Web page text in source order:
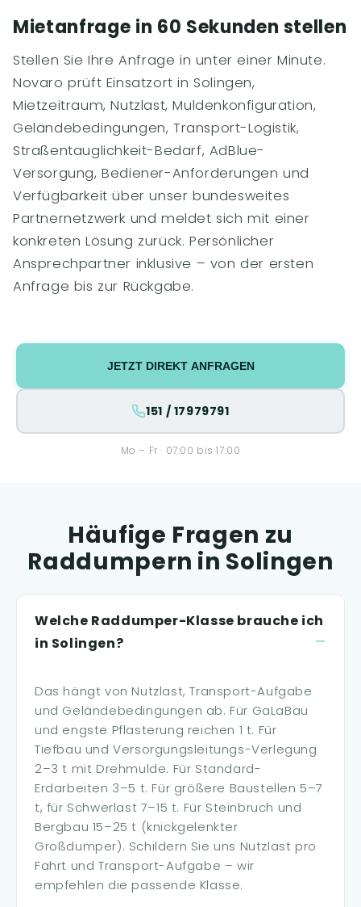
Mietanfrage in 60 Sekunden stellen
Stellen Sie Ihre Anfrage in unter einer Minute.
Novaro prüft Einsatzort in Solingen,
Mietzeitraum, Nutzlast, Muldenkonfiguration,
Geländebedingungen, Transport-Logistik,
Straßentauglichkeit-Bedarf, AdBlue-
Versorgung, Bediener-Anforderungen und
Verfügbarkeit über unser bundesweites
Partnernetzwerk und meldet sich mit einer
konkreten Lösung zurück. Persönlicher
Ansprechpartner inklusive – von der ersten
Anfrage bis zur Rückgabe.
JETZT DIREKT ANFRAGEN
151 / 17979791
Mo – Fr · 07:00 bis 17:00
Häufige Fragen zu
Raddumpern in Solingen
Welche Raddumper-Klasse brauche ich
in Solingen?
Das hängt von Nutzlast, Transport-Aufgabe
und Geländebedingungen ab. Für GaLaBau
und engste Pflasterung reichen 1 t. Für
Tiefbau und Versorgungsleitungs-Verlegung
2–3 t mit Drehmulde. Für Standard-
Erdarbeiten 3–5 t. Für größere Baustellen 5–7
t, für Schwerlast 7–15 t. Für Steinbruch und
Bergbau 15–25 t (knickgelenkter
Großdumper). Schildern Sie uns Nutzlast pro
Fahrt und Transport-Aufgabe – wir
empfehlen die passende Klasse.